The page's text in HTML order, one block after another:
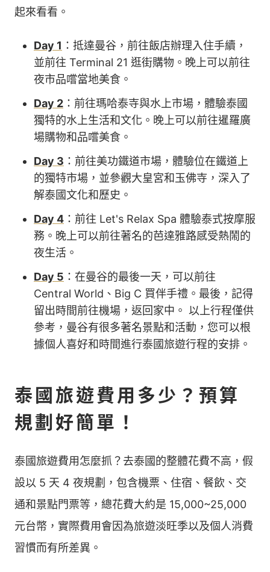
起來看看。
Day 1 ：抵達曼谷，前往飯店辦理入住手續，
並前往 Terminal 21 逛街購物。晚上可以前往
夜市品嚐當地美食。
Day 2 ：前往瑪哈泰寺與水上市場，體驗泰國
獨特的水上生活和文化。晚上可以前往暹羅廣
場購物和品嚐美食。
Day 3 ：前往美功鐵道市場，體驗位在鐵道上
的獨特市場，並參觀大皇宮和玉佛寺，深入了
解泰國文化和歷史。
Day 4 ：前往 Let's Relax Spa 體驗泰式按摩服
務。晚上可以前往著名的芭達雅路感受熱鬧的
夜生活。
Day 5 ：在曼谷的最後一天，可以前往
Central World、Big C 買伴手禮。最後，記得
留出時間前往機場，返回家中。 以上行程僅供
參考，曼谷有很多著名景點和活動，您可以根
據個人喜好和時間進行泰國旅遊行程的安排。
泰國旅遊費用多少？預算
規劃好簡單！
泰國旅遊費用怎麼抓？去泰國的整體花費不高，假
設以 5 天 4 夜規劃，包含機票、住宿、餐飲、交
通和景點門票等，總花費大約是 15,000~25,000
元台幣，實際費用會因為旅遊淡旺季以及個人消費
習慣而有所差異。